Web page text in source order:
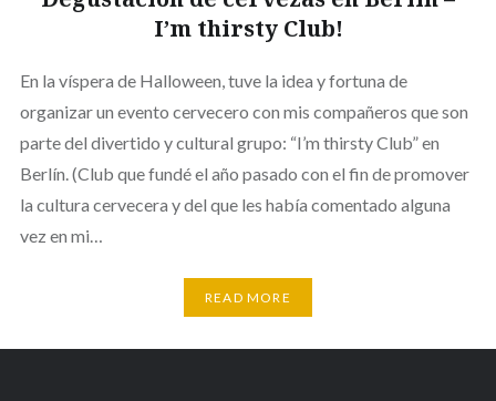
I’m thirsty Club!
En la víspera de Halloween, tuve la idea y fortuna de
organizar un evento cervecero con mis compañeros que son
parte del divertido y cultural grupo: “I’m thirsty Club” en
Berlín. (Club que fundé el año pasado con el fin de promover
la cultura cervecera y del que les había comentado alguna
vez en mi…
READ MORE